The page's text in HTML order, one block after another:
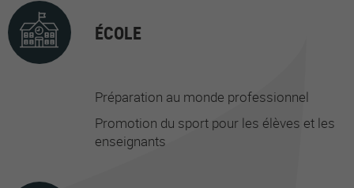
ÉCOLE
Préparation au monde professionnel
Promotion du sport pour les élèves et les
enseignants